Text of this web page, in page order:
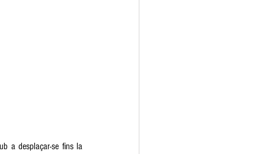
a desplaçar-se fins la